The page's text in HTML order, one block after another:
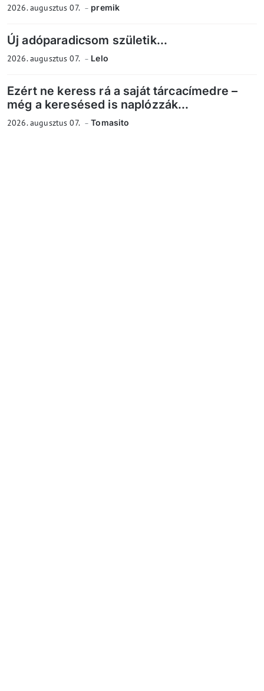
2026. augusztus 07. premik
Új adóparadicsom születik...
2026. augusztus 07. Lelo
Ezért ne keress rá a saját tárcacímedre –
még a keresésed is naplózzák...
2026. augusztus 07. Tomasito